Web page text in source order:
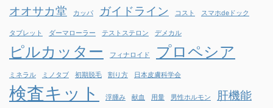
オオサカ堂 カッパ ガイドライン コスト スマホdeドック
タブレット ダーマローラー テストステロン デメカル
ピルカッター フィナロイド プロペシア
ミネラル ミノタブ 初期脱毛 割り方 日本皮膚科学会
検査キット 浮腫み 献血 用量 男性ホルモン 肝機能